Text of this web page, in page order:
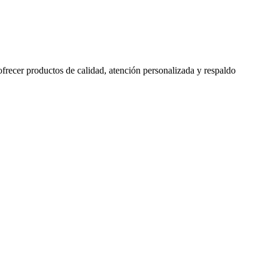
productos de calidad, atención personalizada y respaldo